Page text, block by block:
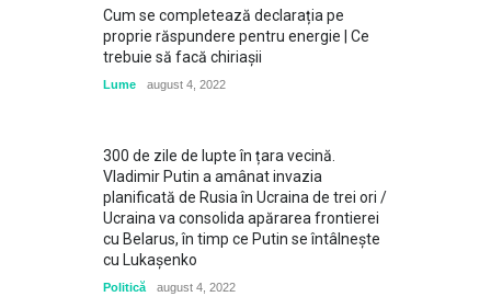
Cum se completează declarația pe
proprie răspundere pentru energie | Ce
trebuie să facă chiriașii
Lume august 4, 2022
300 de zile de lupte în țara vecină.
Vladimir Putin a amânat invazia
planificată de Rusia în Ucraina de trei ori /
Ucraina va consolida apărarea frontierei
cu Belarus, în timp ce Putin se întâlneşte
cu Lukaşenko
Politică august 4, 2022